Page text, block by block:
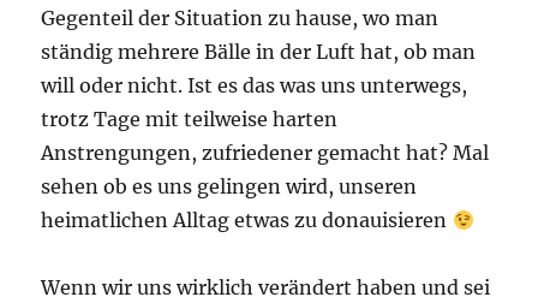
Gegenteil der Situation zu hause, wo man
ständig mehrere Bälle in der Luft hat, ob man
will oder nicht. Ist es das was uns unterwegs,
trotz Tage mit teilweise harten
Anstrengungen, zufriedener gemacht hat? Mal
sehen ob es uns gelingen wird, unseren
heimatlichen Alltag etwas zu donauisieren
Wenn wir uns wirklich verändert haben und sei